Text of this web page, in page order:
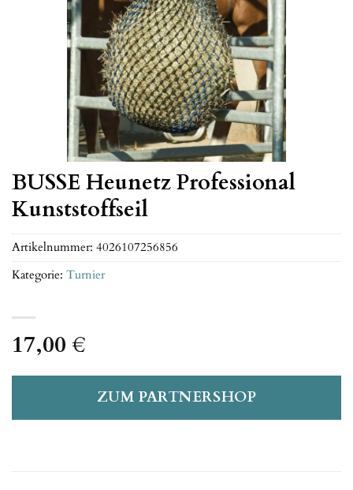
BUSSE Heunetz Professional
Kunststoffseil
17,00 €
ZUM PARTNERSHOP
Artikelnummer: 4026107256856
Kategorie: Turnier